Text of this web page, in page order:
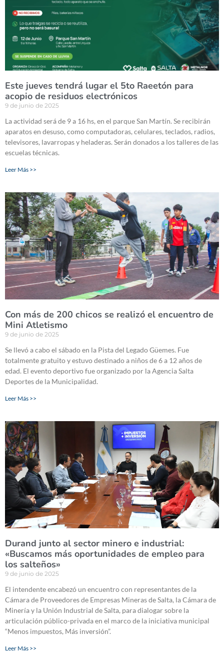
Este jueves tendrá lugar el 5to Raeetón para
acopio de residuos electrónicos
9 de junio de 2025
La actividad será de 9 a 16 hs, en el parque San Martín. Se recibirán
aparatos en desuso, como computadoras, celulares, teclados, radios,
televisores, lavarropas y heladeras. Serán donados a los talleres de las
escuelas técnicas.
Leer Más >>
Con más de 200 chicos se realizó el encuentro de
Mini Atletismo
9 de junio de 2025
Se llevó a cabo el sábado en la Pista del Legado Güemes. Fue
totalmente gratuito y estuvo destinado a niños de 6 a 12 años de
edad. El evento deportivo fue organizado por la Agencia Salta
Deportes de la Municipalidad.
Leer Más >>
Durand junto al sector minero e industrial:
«Buscamos más oportunidades de empleo para
los salteños»
9 de junio de 2025
El intendente encabezó un encuentro con representantes de la
Cámara de Proveedores de Empresas Mineras de Salta, la Cámara de
Minería y la Unión Industrial de Salta, para dialogar sobre la
articulación público-privada en el marco de la iniciativa municipal
“Menos impuestos, Más inversión”.
Leer Más >>